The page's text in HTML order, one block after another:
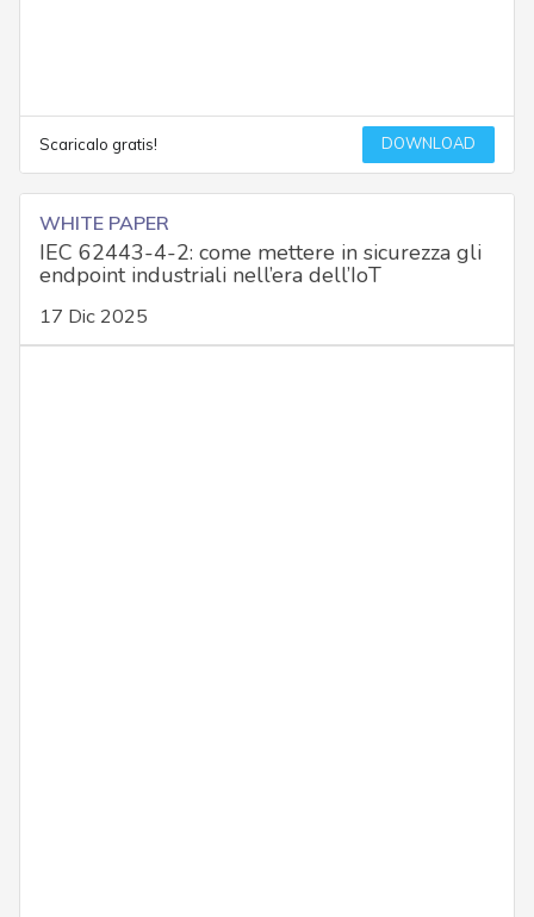
Scaricalo gratis! DOWNLOAD
WHITE PAPER
IEC 62443-4-2: come mettere in sicurezza gli
endpoint industriali nell’era dell’IoT
17 Dic 2025